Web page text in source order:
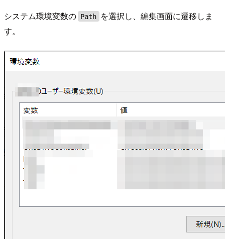
システム環境変数の Path
を選択し、編集画面に遷移しま
す。